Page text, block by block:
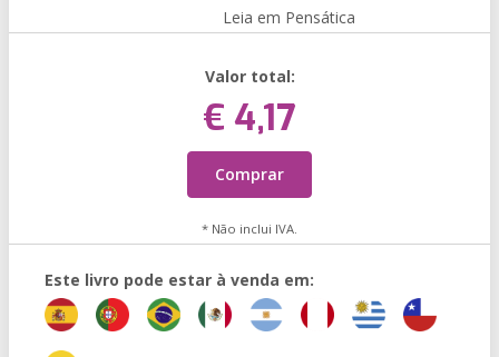
Leia em Pensática
Valor total:
€ 4,17
Comprar
* Não inclui IVA.
Este livro pode estar à venda em: